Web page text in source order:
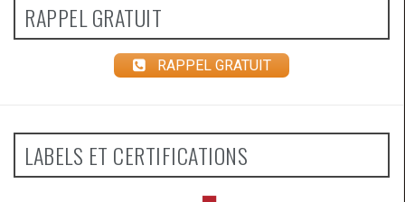
RAPPEL GRATUIT
RAPPEL GRATUIT
LABELS ET CERTIFICATIONS